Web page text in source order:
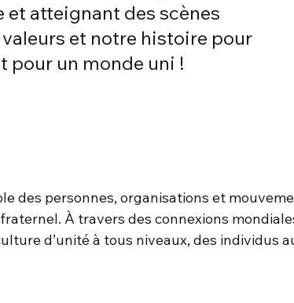
atteignant des scènes
et notre histoire pour
pour un monde uni !
des personnes, organisations et
À travers des connexions
d’unité à tous niveaux, des individus